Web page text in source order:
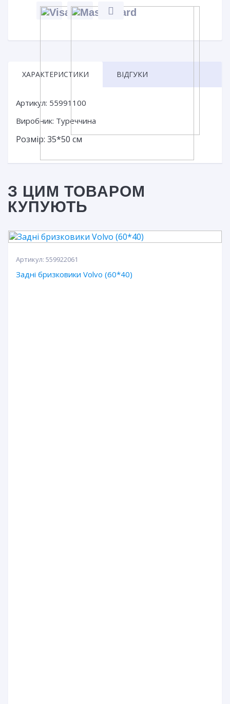
ХАРАКТЕРИСТИКИ ВІДГУКИ
Артикул: 55991100
Виробник: Туреччина
Розмір: 35*50 см
З ЦИМ ТОВАРОМ
КУПУЮТЬ
Артикул: 559922061
Задні бризковики Volvo (60*40)